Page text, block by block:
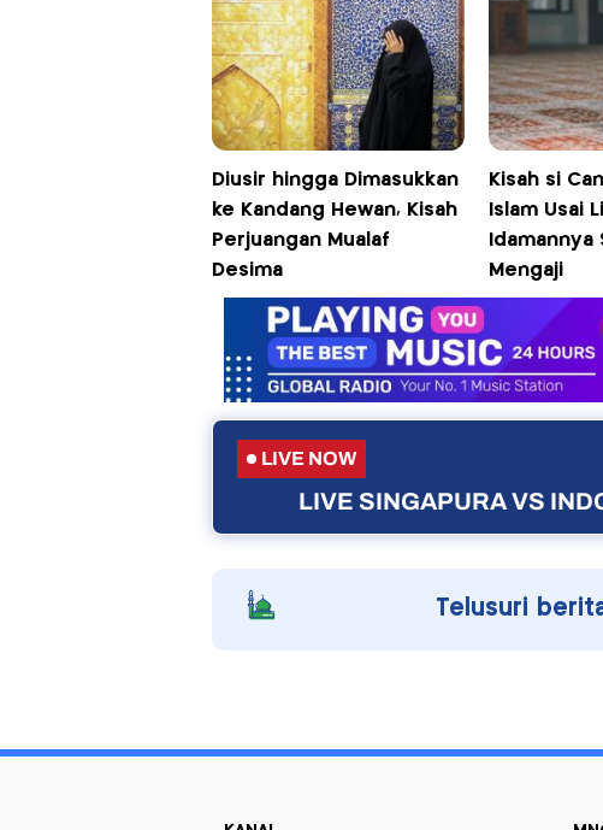
Diusir hingga Dimasukkan
ke Kandang Hewan, Kisah
Perjuangan Mualaf
Desima
Kisah si
Islam Usai
Mengaji
LIVE NOW
LIVE SINGAPURA VS
Telusuri